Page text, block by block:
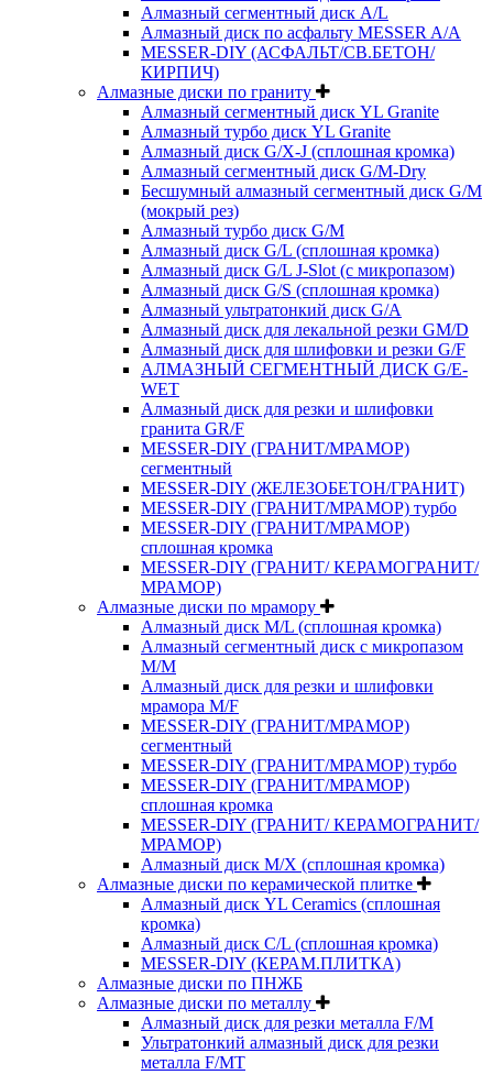
Алмазный сегментный диск A/L
Алмазный диск по асфальту MESSER A/A
MESSER-DIY (АСФАЛЬТ/СВ.БЕТОН/
КИРПИЧ)
Алмазные диски по граниту
Алмазный сегментный диск YL Granite
Алмазный турбо диск YL Granite
Алмазный диск G/X-J (сплошная кромка)
Алмазный сегментный диск G/M-Dry
Бесшумный алмазный сегментный диск G/M
(мокрый рез)
Алмазный турбо диск G/M
Алмазный диск G/L (сплошная кромка)
Алмазный диск G/L J-Slot (с микропазом)
Алмазный диск G/S (сплошная кромка)
Алмазный ультратонкий диск G/A
Алмазный диск для лекальной резки GM/D
Алмазный диск для шлифовки и резки G/F
АЛМАЗНЫЙ СЕГМЕНТНЫЙ ДИСК G/E-
WET
Алмазный диск для резки и шлифовки
гранита GR/F
MESSER-DIY (ГРАНИТ/МРАМОР)
сегментный
MESSER-DIY (ЖЕЛЕЗОБЕТОН/ГРАНИТ)
MESSER-DIY (ГРАНИТ/МРАМОР) турбо
MESSER-DIY (ГРАНИТ/МРАМОР)
сплошная кромка
MESSER-DIY (ГРАНИТ/ КЕРАМОГРАНИТ/
МРАМОР)
Алмазные диски по мрамору
Алмазный диск M/L (сплошная кромка)
Алмазный сегментный диск с микропазом
M/M
Алмазный диск для резки и шлифовки
мрамора M/F
MESSER-DIY (ГРАНИТ/МРАМОР)
сегментный
MESSER-DIY (ГРАНИТ/МРАМОР) турбо
MESSER-DIY (ГРАНИТ/МРАМОР)
сплошная кромка
MESSER-DIY (ГРАНИТ/ КЕРАМОГРАНИТ/
МРАМОР)
Алмазный диск M/X (сплошная кромка)
Алмазные диски по керамической плитке
Алмазный диск YL Ceramics (сплошная
кромка)
Алмазный диск C/L (сплошная кромка)
MESSER-DIY (КЕРАМ.ПЛИТКА)
Алмазные диски по ПНЖБ
Алмазные диски по металлу
Алмазный диск для резки металла F/M
Ультратонкий алмазный диск для резки
металла F/MT